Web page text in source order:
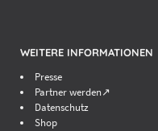
WEITERE INFORMATIONEN
Presse
Partner werden↗
Datenschutz
Shop